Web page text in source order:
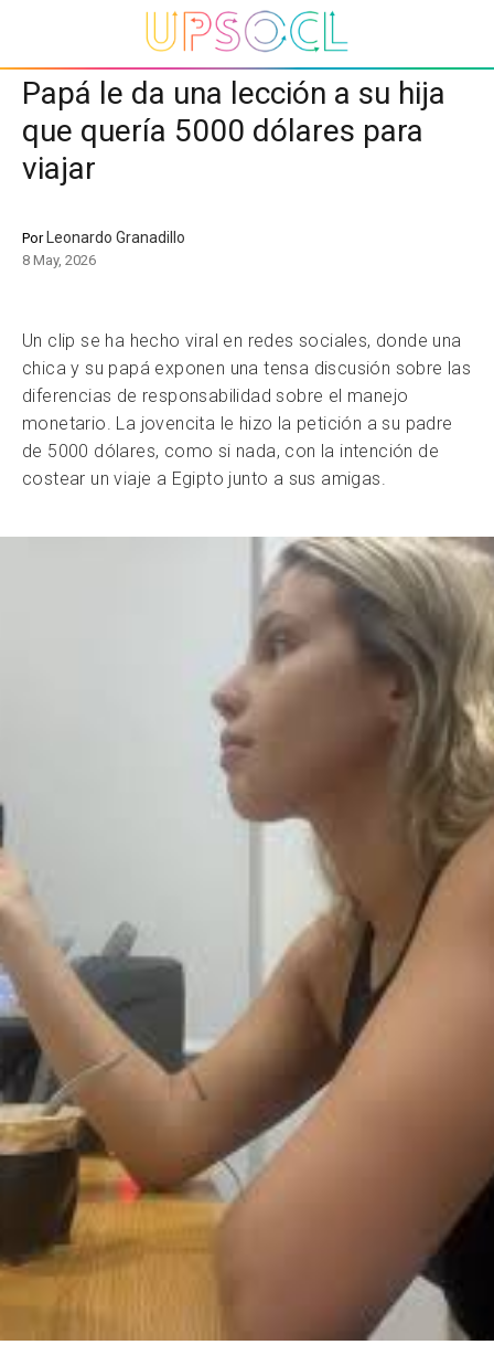
Papá le da una lección a su hija
que quería 5000 dólares para
viajar
Por Leonardo Granadillo
8 May, 2026
Un clip se ha hecho viral en redes sociales, donde una
chica y su papá exponen una tensa discusión sobre las
diferencias de responsabilidad sobre el manejo
monetario. La jovencita le hizo la petición a su padre
de 5000 dólares, como si nada, con la intención de
costear un viaje a Egipto junto a sus amigas.